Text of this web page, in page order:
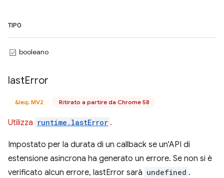
TIPO
booleano
lastError
&leq; MV2 Ritirato a partire da Chrome 58
Utilizza runtime.lastError .
Impostato per la durata di un callback se un'API di
estensione asincrona ha generato un errore. Se non si è
verificato alcun errore, lastError sarà undefined .